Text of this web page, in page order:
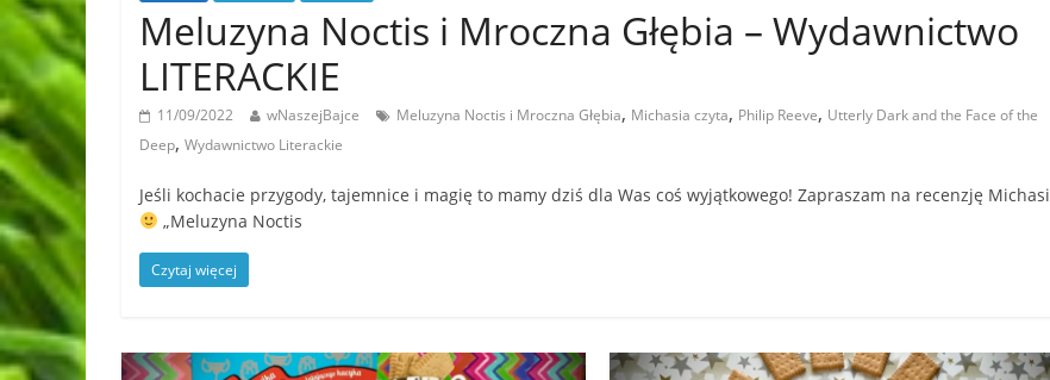
Meluzyna Noctis i Mroczna Głębia – Wydawnictwo
LITERACKIE
11/09/2022 wNaszejBajce Meluzyna Noctis i Mroczna Głębia, Michasia czyta, Philip Reeve, Utterly Dark and the Face of the
Deep, Wydawnictwo Literackie
Jeśli kochacie przygody, tajemnice i magię to mamy dziś dla Was coś wyjątkowego! Zapraszam na recenzję Michasi
„Meluzyna Noctis
Czytaj więcej